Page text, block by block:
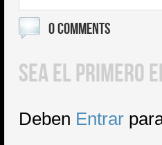
0 COMMENTS
SEA EL PRIMERO
Deben Entrar